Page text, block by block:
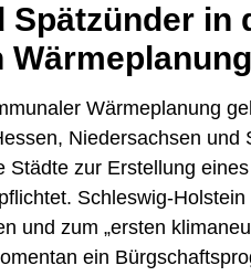
Spätzünder in
Wärmeplanung
Wärmeplanung
Niedersachsen und
Städte zur Erstellung
Schleswig-
und zum „ersten
ein